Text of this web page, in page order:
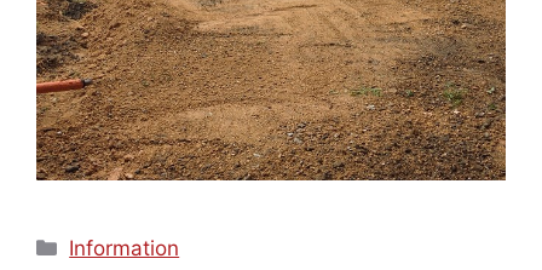
Catégories
Information